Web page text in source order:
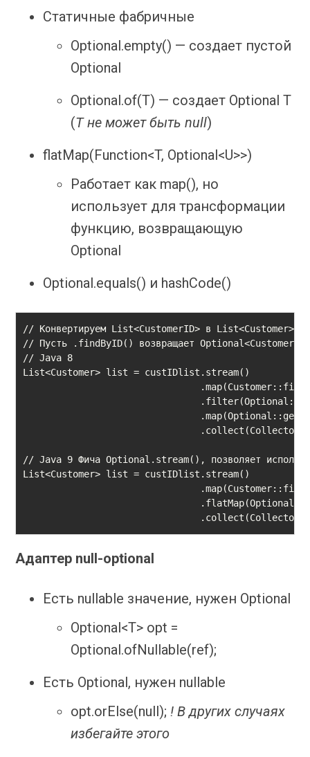
Статичные фабричные
Optional.empty() — создает пустой
Optional
Optional.of(T) — создает Optional T
(T не может быть null)
flatMap(Function<T, Optional<U>>)
Работает как map(), но
использует для трансформации
функцию, возвращающую
Optional
Optional.equals() и hashCode()
// Конвертируем List<CustomerID> в List<Customer>,
// Пусть .findByID() возвращает Optional<Customer>
// Java 8
List<Customer> list = custIDlist.stream()
                                .map(Optional::get)
// Java 9 Фича Optional.stream(), позволяет
List<Customer> list = custIDlist.stream()
Адаптер null-optional
Есть nullable значение, нужен Optional
Optional<T> opt =
Optional.ofNullable(ref);
Есть Optional, нужен nullable
opt.orElse(null);! В других случаях
избегайте этого